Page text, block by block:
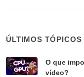
ÚLTIMOS TÓPICOS
O que
vídeo?